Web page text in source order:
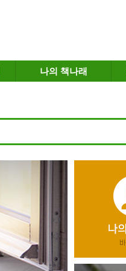
나의 책나래